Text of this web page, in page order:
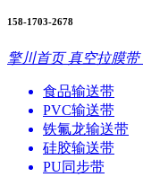
158-1703-2678
擎川首页 真空拉膜带
食品输送带
PVC输送带
铁氟龙输送带
硅胶输送带
PU同步带